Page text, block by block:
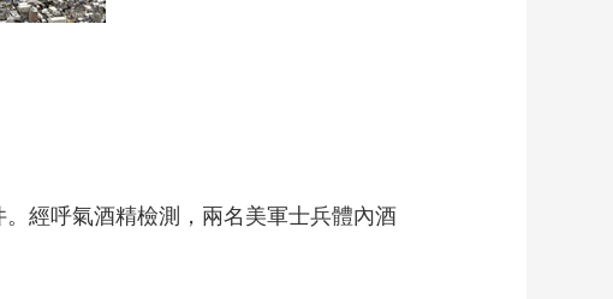
經呼氣酒精檢測，兩名美軍士兵體內酒